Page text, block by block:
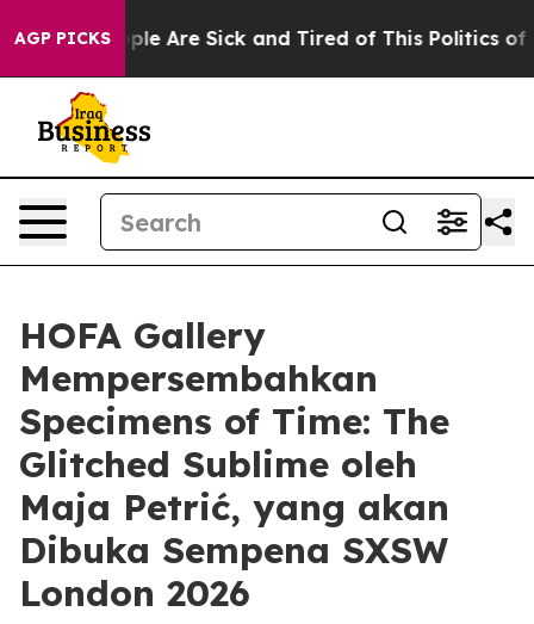
AGP PICKS
“People Are Sick and Tired of This Politics of
HOFA Gallery
Mempersembahkan
Specimens of Time: The
Glitched Sublime oleh
Maja Petrić, yang akan
Dibuka Sempena SXSW
London 2026